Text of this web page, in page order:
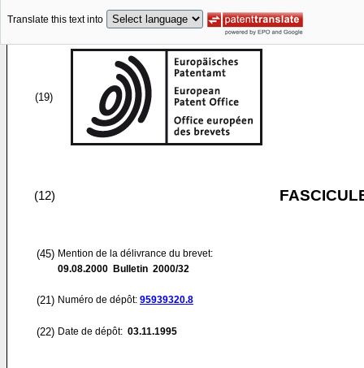
Translate this text into
(19)
(12)
(45) Mention de la délivrance du brevet:
09.08.2000 Bulletin 2000/32
(21) Numéro de dépôt: 95939320.8
(22) Date de dépôt: 03.11.1995